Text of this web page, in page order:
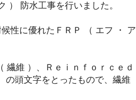
） 防水工事を行いました。
性に優れたＦＲＰ （ エフ ・ ア
繊維 ）、Ｒｅｉｎｆｏｒｃｅｄ
の頭文字をとったもので、繊維